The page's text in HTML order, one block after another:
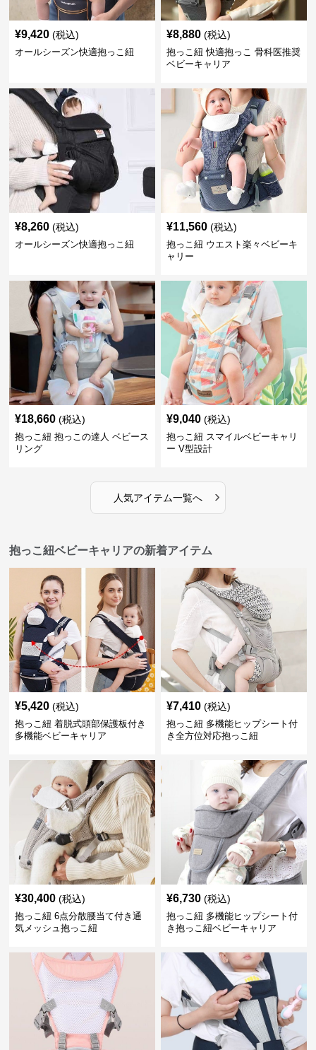
¥9,420 (税込)
オールシーズン快適抱っこ紐
¥8,880 (税込)
抱っこ紐 快適抱っこ 骨科医推奨
ベビーキャリア
¥8,260 (税込)
オールシーズン快適抱っこ紐
¥11,560 (税込)
抱っこ紐 ウエスト楽々ベビーキ
ャリー
¥18,660 (税込)
抱っこ紐 抱っこの達人 ベビース
リング
¥9,040 (税込)
抱っこ紐 スマイルベビーキャリ
ー V型設計
人気アイテム一覧へ ›
抱っこ紐ベビーキャリアの新着アイテム
¥5,420 (税込)
抱っこ紐 着脱式頭部保護板付き
多機能ベビーキャリア
¥7,410 (税込)
抱っこ紐 多機能ヒップシート付
き全方位対応抱っこ紐
¥30,400 (税込)
抱っこ紐 6点分散腰当て付き通
気メッシュ抱っこ紐
¥6,730 (税込)
抱っこ紐 多機能ヒップシート付
き抱っこ紐ベビーキャリア